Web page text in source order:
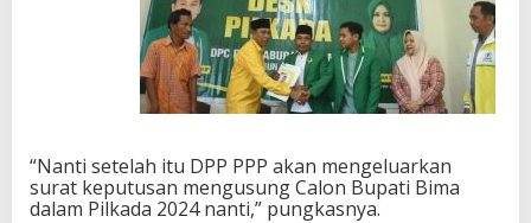
“Nanti setelah itu DPP PPP akan mengeluarkan
surat keputusan mengusung Calon Bupati Bima
dalam Pilkada 2024 nanti,” pungkasnya.